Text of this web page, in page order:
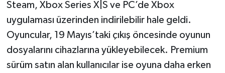
Steam, Xbox Series X|S ve PC’de Xbox
uygulaması üzerinden indirilebilir hale geldi.
Oyuncular, 19 Mayıs’taki çıkış öncesinde oyunun
dosyalarını cihazlarına yükleyebilecek. Premium
sürüm satın alan kullanıcılar ise oyuna daha erken
Köşe Yazıları
Kültür Sanat